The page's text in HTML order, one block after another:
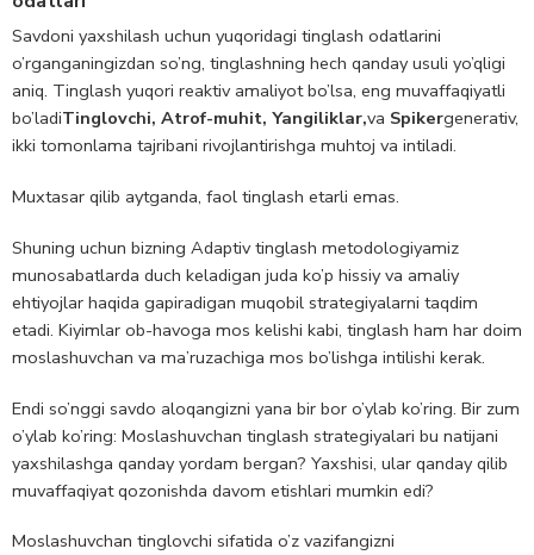
Savdoni yaxshilash uchun yuqoridagi tinglash odatlarini
o’rganganingizdan so’ng, tinglashning hech qanday usuli yo’qligi
aniq. Tinglash yuqori reaktiv amaliyot bo’lsa, eng muvaffaqiyatli
bo’ladiTinglovchi, Atrof-muhit, Yangiliklar,va Spikergenerativ,
ikki tomonlama tajribani rivojlantirishga muhtoj va intiladi.
Muxtasar qilib aytganda, faol tinglash etarli emas.
Shuning uchun bizning Adaptiv tinglash metodologiyamiz
munosabatlarda duch keladigan juda ko’p hissiy va amaliy
ehtiyojlar haqida gapiradigan muqobil strategiyalarni taqdim
etadi. Kiyimlar ob-havoga mos kelishi kabi, tinglash ham har doim
moslashuvchan va ma’ruzachiga mos bo’lishga intilishi kerak.
Endi so’nggi savdo aloqangizni yana bir bor o’ylab ko’ring. Bir zum
o’ylab ko’ring: Moslashuvchan tinglash strategiyalari bu natijani
yaxshilashga qanday yordam bergan? Yaxshisi, ular qanday qilib
muvaffaqiyat qozonishda davom etishlari mumkin edi?
Moslashuvchan tinglovchi sifatida o’z vazifangizni